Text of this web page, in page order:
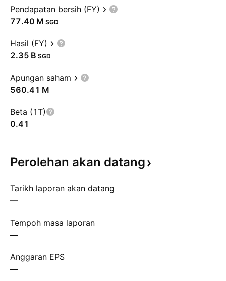
Pendapatan bersih (FY)
‪77.40 M‬ SGD
Hasil (FY)
‪2.35 B‬ SGD
Apungan saham
‪560.41 M‬
Beta (1T)
0.41
Perolehan akan datang
Tarikh laporan akan datang
—
Tempoh masa laporan
—
Anggaran EPS
—